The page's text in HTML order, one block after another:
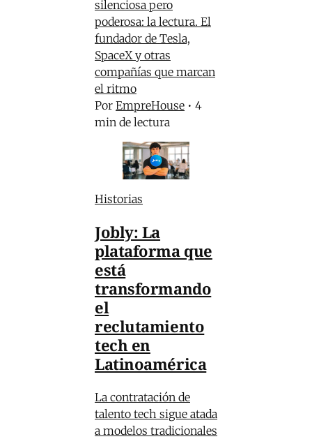
silenciosa pero
poderosa: la lectura. El
fundador de Tesla,
SpaceX y otras
compañías que marcan
el ritmo
Por EmpreHouse • 4
min de lectura
Historias
Jobly: La
plataforma que
está
transformando
el
reclutamiento
tech en
Latinoamérica
La contratación de
talento tech sigue atada
a modelos tradicionales